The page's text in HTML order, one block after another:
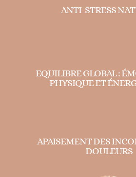
ANTI-STRESS
EQUILIBRE GLOBAL :
PHYSIQUE ET
APAISEMENT DES
DOULEURS